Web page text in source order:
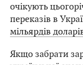
очікують
переказів в
мільярдів
Якщо забрати